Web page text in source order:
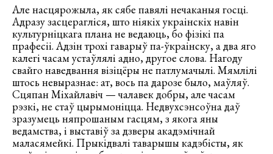
Але насцярожыла, як сябе павялі нечаканыя госці.
Адразу засцерагліся, што ніякіх украінскіх навін
культурніцкага плана не ведаюць, бо фізікі па
прафесіі. Адзін трохі гаварыў па-ўкраінску, а два яго
калегі часам устаўлялі адно, другое слова. Нагоду
свайго наведвання візіцёры не патлумачылі. Мямлілі
штось невыразнае: ат, вось па дарозе было, маўляў.
Сцяпан Міхайлавіч — чалавек добры, але часам
рэзкі, не стаў цырымоніцца. Недвухсэнсоўна даў
зразумець няпрошаным гасцям, з якога яны
ведамства, і выставіў за дзверы акадэмічнай
маласямейкі. Прыкідвалі таварышы кадэбісты, як